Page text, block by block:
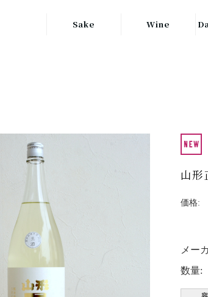
Sake Wine
ITALY
山形
価格:
メー
数量: